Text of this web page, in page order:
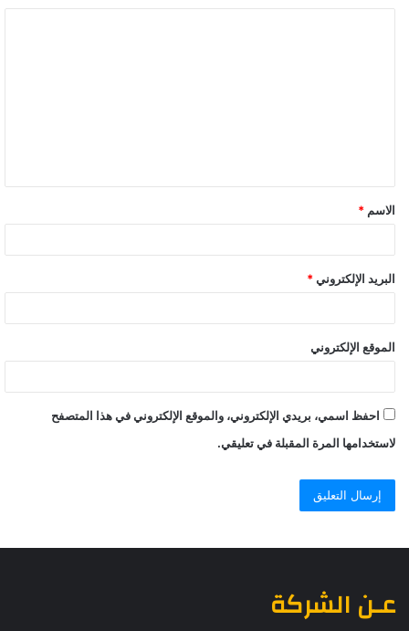
الاسم *
البريد الإلكتروني *
الموقع الإلكتروني
احفظ اسمي، بريدي الإلكتروني، والموقع الإلكتروني في هذا المتصفح
لاستخدامها المرة المقبلة في تعليقي.
عـن الشركة